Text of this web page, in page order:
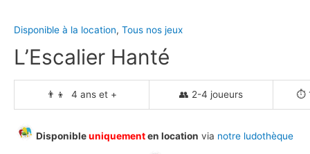
Disponible à la location, Tous nos jeux
L’Escalier Hanté
👨‍👦 4 ans et + 👥 2-4 joueurs ⏱️
Disponibleuniquementen location via notre ludothèque